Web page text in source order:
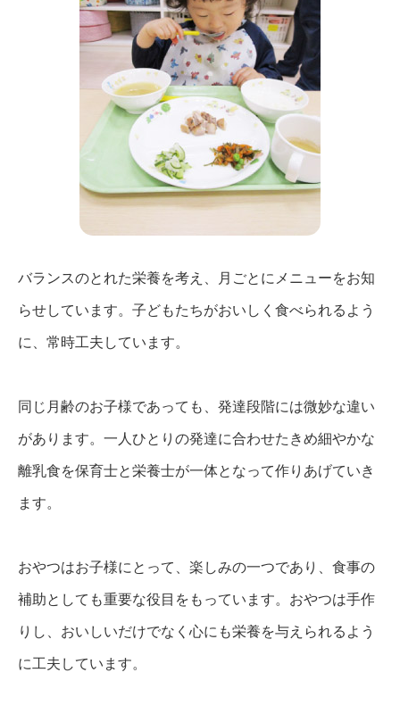
バランスのとれた栄養を考え、月ごとにメニューをお知
らせしています。子どもたちがおいしく食べられるよう
に、常時工夫しています。
同じ月齢のお子様であっても、発達段階には微妙な違い
があります。一人ひとりの発達に合わせたきめ細やかな
離乳食を保育士と栄養士が一体となって作りあげていき
ます。
おやつはお子様にとって、楽しみの一つであり、食事の
補助としても重要な役目をもっています。おやつは手作
りし、おいしいだけでなく心にも栄養を与えられるよう
に工夫しています。